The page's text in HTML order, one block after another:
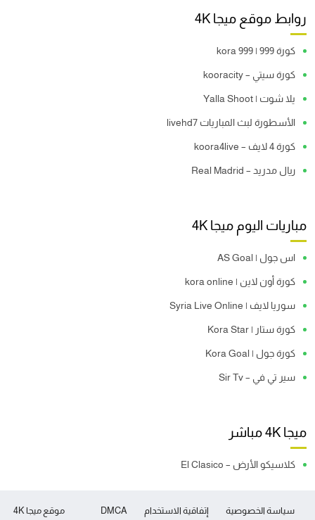
روابط موقع ميجا 4K
كورة 999 | kora 999
كورة سيتي – kooracity
يلا شوت | Yalla Shoot
الأسطورة لبث المباريات livehd7
كورة 4 لايف – koora4live
ريال مدريد – Real Madrid
مباريات اليوم ميجا 4K
اس جول | AS Goal
كورة أون لاين | kora online
سوريا لايف | Syria Live Online
كورة ستار | Kora Star
كورة جول | Kora Goal
سير تي في – Sir Tv
ميجا 4K مباشر
كلاسيكو الأرض – El Clasico
موقع ميجا 4K سياسة الخصوصية إتفاقية الاستخدام DMCA